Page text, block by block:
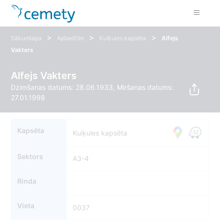
Sākumlapa > Apbedītie > Kuiķules kapsēta >
Alfejs
Vakters
Alfejs Vakters
Dzimšanas datums: 28.06.1933, Miršanas datums:
27.01.1998
Kapsēta Kuiķules kapsēta
Sektors A3-4
Rinda
Vieta 0037